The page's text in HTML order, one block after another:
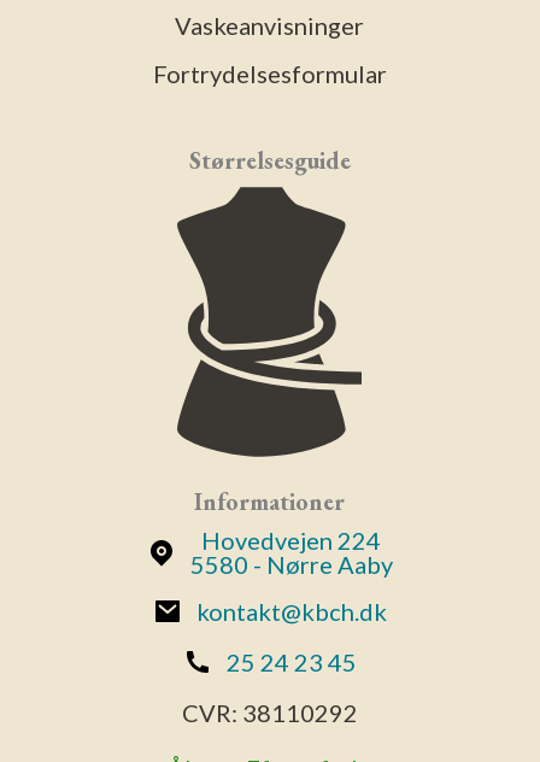
Vaskeanvisninger
Fortrydelsesformular
Størrelsesguide
Informationer
Hovedvejen 224
5580 - Nørre Aaby
kontakt@kbch.dk
25 24 23 45
CVR: 38110292